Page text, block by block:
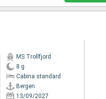
MS Trollfjord
8 g
Cabina standard
Bergen
13/09/2027